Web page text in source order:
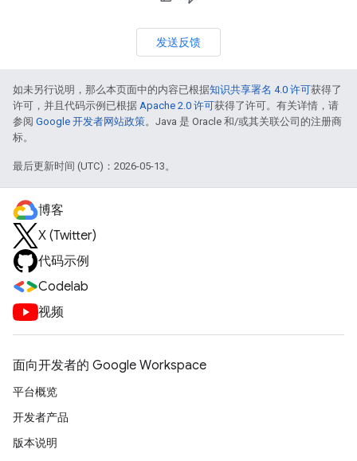
发送反馈
如未另行说明，那么本页面中的内容已根据知识共享署名 4.0 许可获得了
许可，并且代码示例已根据 Apache 2.0 许可获得了许可。有关详情，请
参阅 Google 开发者网站政策。Java 是 Oracle 和/或其关联公司的注册商
标。
最后更新时间 (UTC)：2026-05-13。
博客
X (Twitter)
代码示例
Codelab
视频
面向开发者的 Google Workspace
平台概览
开发者产品
版本说明